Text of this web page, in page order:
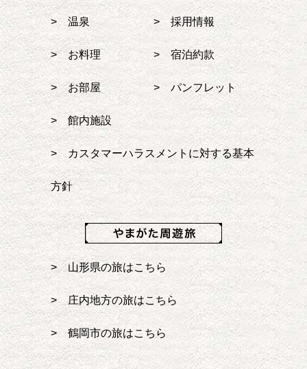
> 温泉
> お料理
> お部屋
> 館内施設
> 採用情報
> 宿泊約款
> パンフレット
> カスタマーハラスメントに対する基本
方針
> 山形県の旅はこちら
> 庄内地方の旅はこちら
> 鶴岡市の旅はこちら